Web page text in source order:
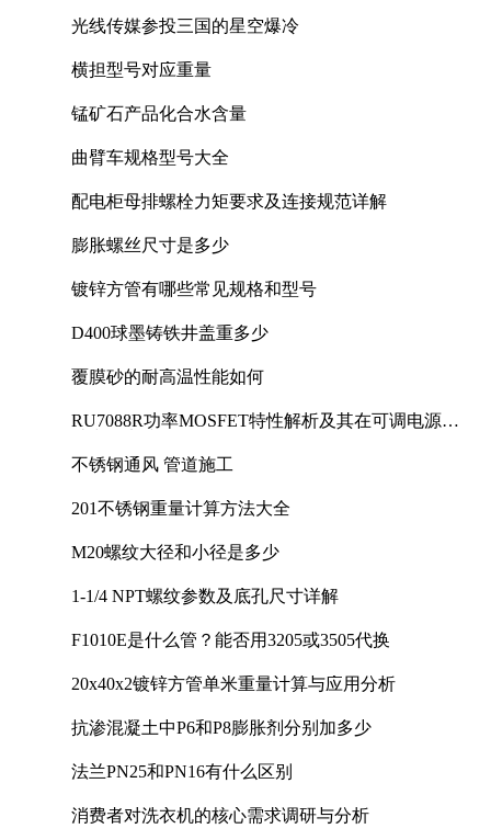
光线传媒参投三国的星空爆冷
横担型号对应重量
锰矿石产品化合水含量
曲臂车规格型号大全
配电柜母排螺栓力矩要求及连接规范详解
膨胀螺丝尺寸是多少
镀锌方管有哪些常见规格和型号
D400球墨铸铁井盖重多少
覆膜砂的耐高温性能如何
RU7088R功率MOSFET特性解析及其在可调电源设
不锈钢通风 管道施工
201不锈钢重量计算方法大全
M20螺纹大径和小径是多少
1-1/4 NPT螺纹参数及底孔尺寸详解
F1010E是什么管？能否用3205或3505代换
20x40x2镀锌方管单米重量计算与应用分析
抗渗混凝土中P6和P8膨胀剂分别加多少
法兰PN25和PN16有什么区别
消费者对洗衣机的核心需求调研与分析